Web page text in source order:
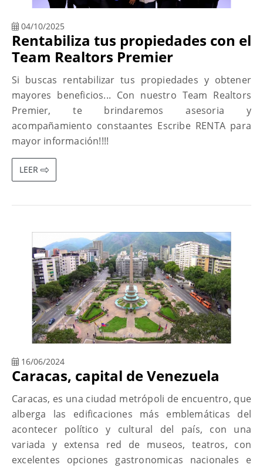
04/10/2025
Rentabiliza tus propiedades con el
Team Realtors Premier
Si buscas rentabilizar tus propiedades y obtener
mayores beneficios... Con nuestro Team Realtors
Premier, te brindaremos asesoria y
acompañamiento constaantes Escribe RENTA para
mayor información!!!!
LEER
16/06/2024
Caracas, capital de Venezuela
Caracas, es una ciudad metrópoli de encuentro, que
alberga las edificaciones más emblemáticas del
acontecer político y cultural del país, con una
variada y extensa red de museos, teatros, con
excelentes opciones gastronomicas nacionales e